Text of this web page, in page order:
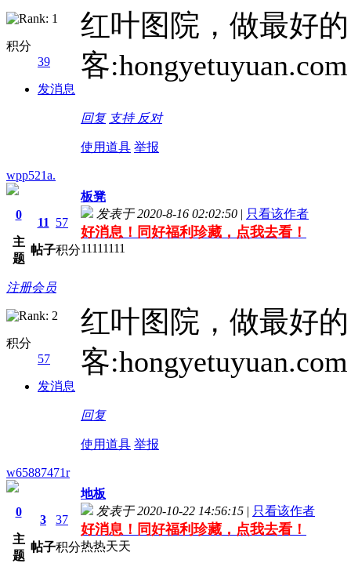
积分
39
发消息
红叶图院，做最好
客:hongyetuyuan.com
回复 支持 反对
使用道具 举报
wpp521a.
0
主
题
11
帖子
57
积分
注册会员
积分
57
发消息
板凳
发表于 2020-8-16 02:02:50 | 只看该作者
好消息！同好福利珍藏，点我去看！
11111111
红叶图院，做最好
客:hongyetuyuan.com
回复
使用道具 举报
w65887471r
0
主
题
3
帖子
37
积分
地板
发表于 2020-10-22 14:56:15 | 只看该作者
好消息！同好福利珍藏，点我去看！
热热天天